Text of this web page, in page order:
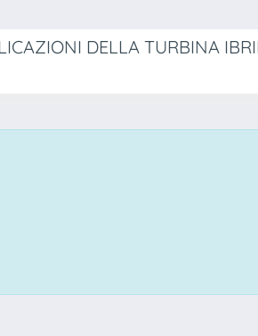
DELLA TURBINA